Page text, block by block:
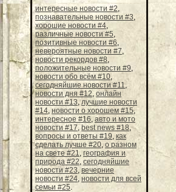
интересные новости #2,
познавательные новости #3,
хорошие новости #4,
различные новости #5,
позитивные новости #6,
невероятные новости #7,
новости рекордов #8,
положительные новости #9,
новости обо всём #10,
сегодняйшие новости #11,
новости дня #12, онлайн
новости #13,лучшие новости
#14, новости о хорошем #15,
интересное #16, авто и мото
новости #17,best news #18,
вопросы и ответы #19, как
сделать лучше #20,о разном
на свете #21, география и
природа #22, сегодняйшие
новости #23, вечерние
новости #24, новости для всей
семьи #25.